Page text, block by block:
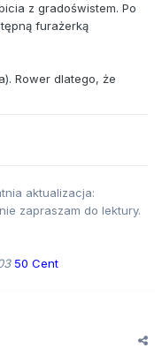
z gradoświstem. Po
furażerką
Rower dlatego, że
aktualizacja:
zapraszam do lektury.
50 Cent